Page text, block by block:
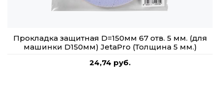
Прокладка защитная D=150мм 67 отв. 5 мм. (для
машинки D150мм) JetaPro (Толщина 5 мм.)
24,74 руб.